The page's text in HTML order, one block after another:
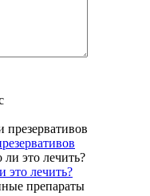
это лечить?